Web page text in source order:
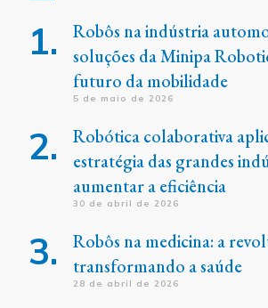
Robôs na indústria
soluções da Minipa
futuro da mobilidade
5 de maio de 2026
Robótica colaborativa
estratégia das grandes
aumentar a eficiência
30 de abril de 2026
Robôs na medicina: a
transformando a saúde
28 de abril de 2026